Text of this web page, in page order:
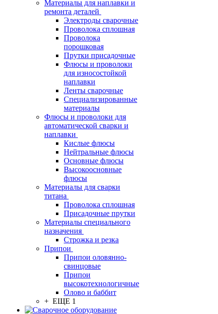
Материалы для наплавки и
ремонта деталей
Электроды сварочные
Проволока сплошная
Проволока
порошковая
Прутки присадочные
Флюсы и проволоки
для износостойкой
наплавки
Ленты сварочные
Специализированные
материалы
Флюсы и проволоки для
автоматической сварки и
наплавки
Кислые флюсы
Нейтральные флюсы
Основные флюсы
Высокоосновные
флюсы
Материалы для сварки
титана
Проволока сплошная
Присадочные прутки
Материалы специального
назначения
Строжка и резка
Припои
Припои оловянно-
свинцовые
Припои
высокотехнологичные
Олово и баббит
+ ЕЩЕ 1